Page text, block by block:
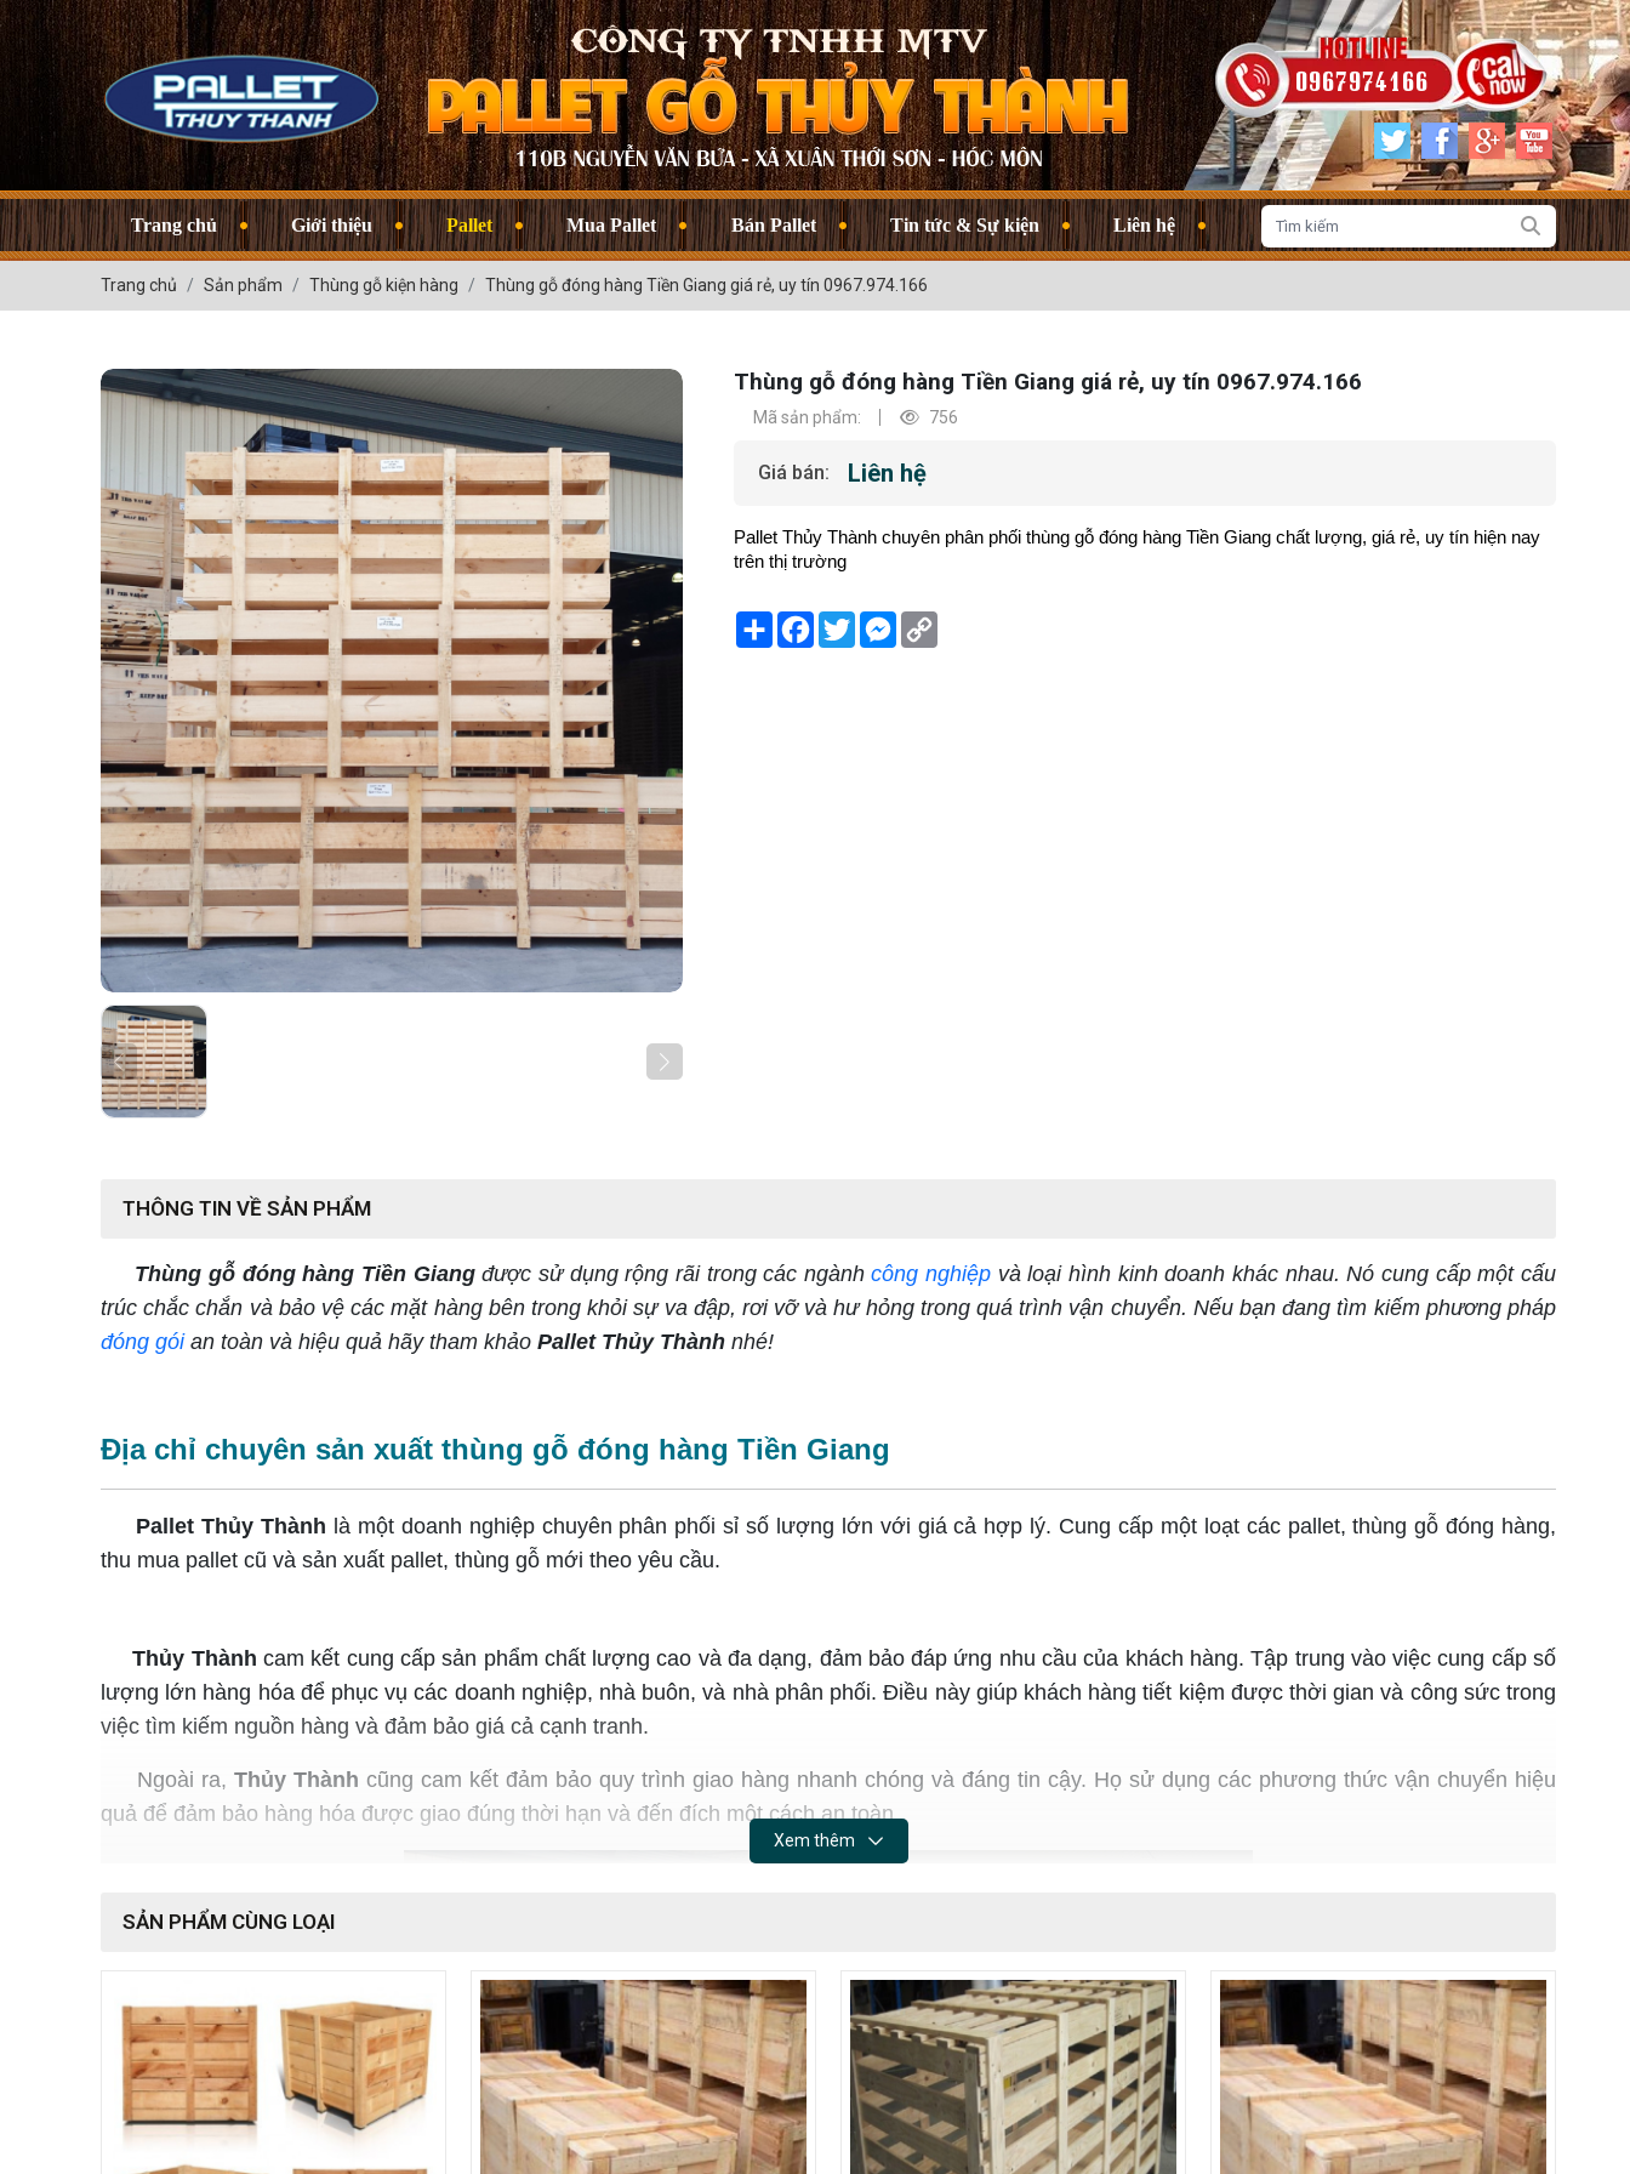
0967974166
Trang chủ Giới thiệu Pallet Mua Pallet Bán Pallet Tin tức & Sự kiện Liên hệ
Trang chủ Sản phẩm Thùng gỗ kiện hàng Thùng gỗ đóng hàng Tiền Giang giá rẻ, uy tín 0967.974.166
Thùng gỗ đóng hàng Tiền Giang giá rẻ, uy tín 0967.974.166
Mã sản phẩm: 756
Giá bán: Liên hệ
Pallet Thủy Thành chuyên phân phối thùng gỗ đóng hàng Tiền Giang chất lượng, giá rẻ, uy tín hiện nay
trên thị trường
Share Facebook
TwitterMessenger
THÔNG TIN VỀ SẢN PHẨM
Thùng gỗ đóng hàng Tiền Giangđược sử dụng rộng rãi trong các ngànhcông nghiệp và loại hình kinh doanh khác nhau. Nó cung cấp một cấu
trúc chắc chắn và bảo vệ các mặt hàng bên trong khỏi sự va đập, rơi vỡ và hư hỏng trong quá trình vận chuyển. Nếu bạn đang tìm kiếm phương pháp
đóng góian toàn và hiệu quả hãy tham khảo Pallet Thủy Thành nhé!
Địa chỉ chuyên sản xuất thùng gỗ đóng hàng Tiền Giang
Pallet Thủy Thành là một doanh nghiệp chuyên phân phối sỉ số lượng lớn với giá cả hợp lý. Cung cấp một loạt các pallet, thùng gỗ đóng hàng,
thu mua pallet cũ và sản xuất pallet, thùng gỗ mới theo yêu cầu.
Thủy Thành cam kết cung cấp sản phẩm chất lượng cao và đa dạng, đảm bảo đáp ứng nhu cầu của khách hàng. Tập trung vào việc cung cấp số
lượng lớn hàng hóa để phục vụ các doanh nghiệp, nhà buôn, và nhà phân phối. Điều này giúp khách hàng tiết kiệm được thời gian và công sức trong
việc tìm kiếm nguồn hàng và đảm bảo giá cả cạnh tranh.
Ngoài ra, Thủy Thành cũng cam kết đảm bảo quy trình giao hàng nhanh chóng và đáng tin cậy. Họ sử dụng các phương thức vận chuyển hiệu
quả để đảm bảo hàng hóa được giao đúng thời hạn và đến đích một cách an toàn.
Xem thêm
SẢN PHẨM CÙNG LOẠI